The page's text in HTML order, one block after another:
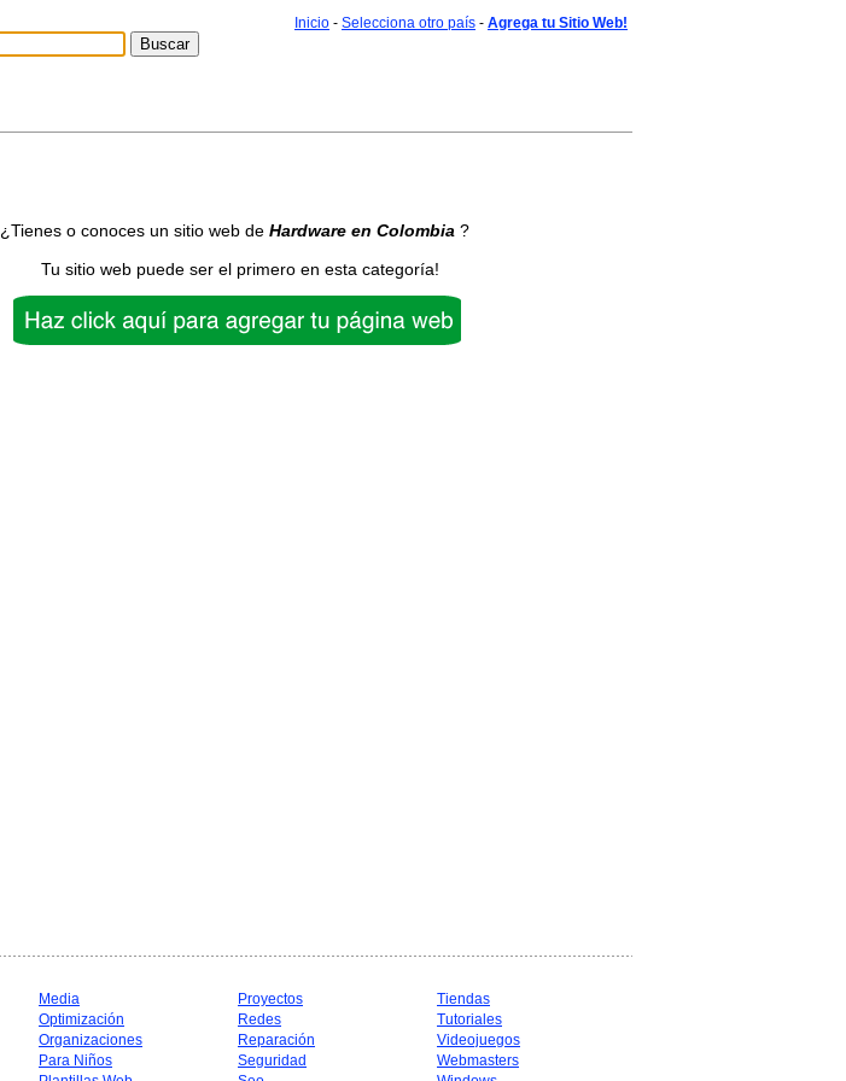
Inicio - Selecciona otro país - Agrega tu Sitio Web!
¿Tienes o conoces un sitio web de Hardware en Colombia ?
Tu sitio web puede ser el primero en esta categoría!
Media
Optimización
Organizaciones
Para Niños
Proyectos
Redes
Reparación
Seguridad
Tiendas
Tutoriales
Videojuegos
Webmasters